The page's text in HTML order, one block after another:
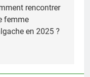
rencontrer
femme
en 2025 ?